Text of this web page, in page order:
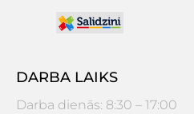
DARBA LAIKS
Darba dienās: 8:30 – 17:00